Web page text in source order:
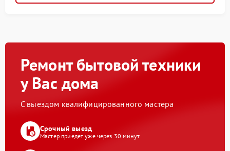
Ремонт бытовой техники
у Вас дома
С выездом квалифицированного мастера
Срочный выезд
Мастер приедет уже через 30 минут